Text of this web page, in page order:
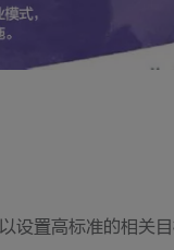
设置高标准的相关